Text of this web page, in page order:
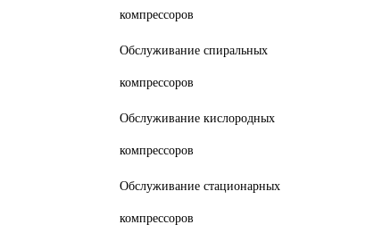
компрессоров
Обслуживание спиральных
компрессоров
Обслуживание кислородных
компрессоров
Обслуживание стационарных
компрессоров